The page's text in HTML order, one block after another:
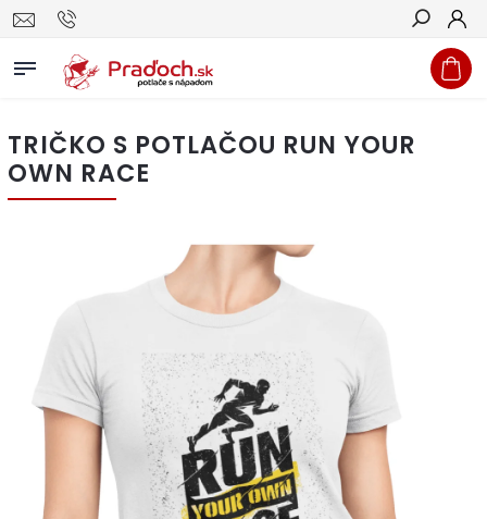
Hľadať
TRIČKO S POTLAČOU RUN YOUR
OWN RACE